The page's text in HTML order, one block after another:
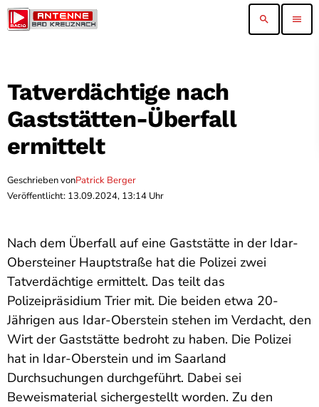
search menu
Tatverdächtige nach
Gaststätten-Überfall
ermittelt
Geschrieben vonPatrick Berger
Veröffentlicht: 13.09.2024, 13:14 Uhr
Nach dem Überfall auf eine Gaststätte in der Idar-
Obersteiner Hauptstraße hat die Polizei zwei
Tatverdächtige ermittelt. Das teilt das
Polizeipräsidium Trier mit. Die beiden etwa 20-
Jährigen aus Idar-Oberstein stehen im Verdacht, den
Wirt der Gaststätte bedroht zu haben. Die Polizei
hat in Idar-Oberstein und im Saarland
Durchsuchungen durchgeführt. Dabei sei
Beweismaterial sichergestellt worden. Zu den